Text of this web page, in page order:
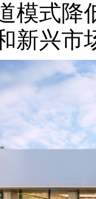
模式降
新兴市